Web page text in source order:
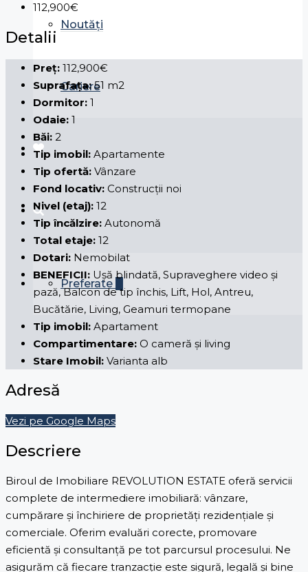
Noutăți
Cariere
Preferate
112,900€
Detalii
Preț: 112,900€
Suprafața: 51 m2
Dormitor: 1
Odaie: 1
Băi: 2
Tip imobil: Apartamente
Tip ofertă: Vânzare
Fond locativ: Construcții noi
Nivel (etaj): 12
Tip încălzire: Autonomă
Total etaje: 12
Dotari: Nemobilat
BENEFICII: Ușă blindată, Supraveghere video și
pază, Balcon de tip închis, Lift, Hol, Antreu,
Bucătărie, Living, Geamuri termopane
Tip imobil: Apartament
Compartimentare: O cameră și living
Stare Imobil: Varianta alb
Adresă
Vezi pe Google Maps
Descriere
Biroul de Imobiliare REVOLUTION ESTATE oferă servicii
complete de intermediere imobiliară: vânzare,
cumpărare și închiriere de proprietăți rezidențiale și
comerciale. Oferim evaluări corecte, promovare
eficientă și consultanță pe tot parcursul procesului. Ne
asigurăm că fiecare tranzacție este sigură, legală și bine